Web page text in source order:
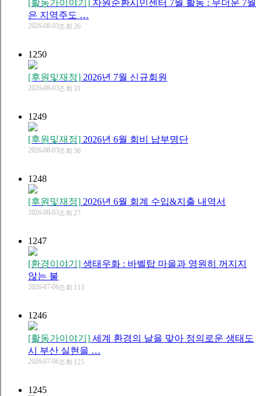
[활동가이야기]
자원순환시민센터 7월 활동 : 무더운 7월
은 지역주도 …
2026-08-03조회 26
1250
[후원및재정] 2026년 7월 신규회원
2026-08-03조회 31
1249
[후원및재정] 2026년 6월 회비 납부명단
2026-08-03조회 36
1248
[후원및재정] 2026년 6월 회계 수입&지출 내역서
2026-08-03조회 27
1247
[환경이야기] 생태우화 : 바벨탑 마을과 영원히 꺼지지
않는 불
2026-07-06조회 113
1246
[활동가이야기] 세계 환경의 날을 맞아 정의로운 생태도
시 부산 실현을 …
2026-07-06조회 125
1245